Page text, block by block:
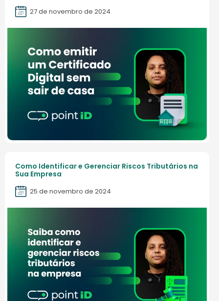
27 de novembro de 2024
Como Identificar e Gerenciar Riscos Tributários na
Sua Empresa
25 de novembro de 2024